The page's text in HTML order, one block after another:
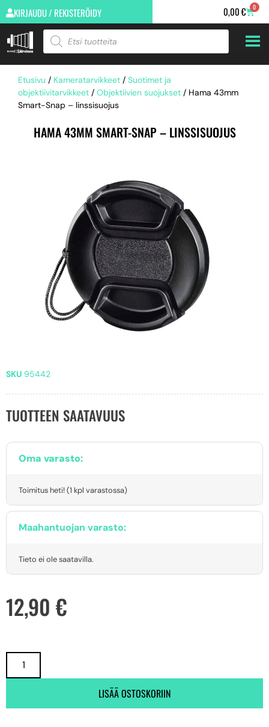
KIRJAUDU / REKISTERÖIDY 0,00€ 0
Etusivu / Kameratarvikkeet / Suotimet ja
objektiivitarvikkeet / Objektiivien suojukset / Hama 43mm
Smart-Snap – linssisuojus
HAMA 43MM SMART-SNAP – LINSSISUOJUS
SKU 95442
TUOTTEEN SAATAVUUS
Oma varasto:
Toimitus heti! (1 kpl varastossa)
Maahantuojan varasto:
Tieto ei ole saatavilla.
12,90 €
LISÄÄ OSTOSKORIIN